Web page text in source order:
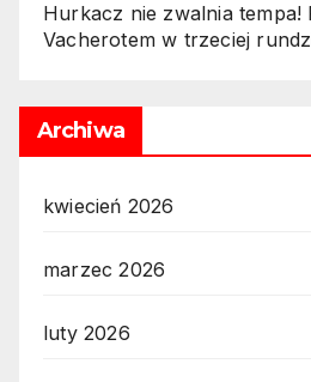
Hurkacz nie zwalnia tempa!
Vacherotem w trzeciej
Archiwa
kwiecień 2026
marzec 2026
luty 2026